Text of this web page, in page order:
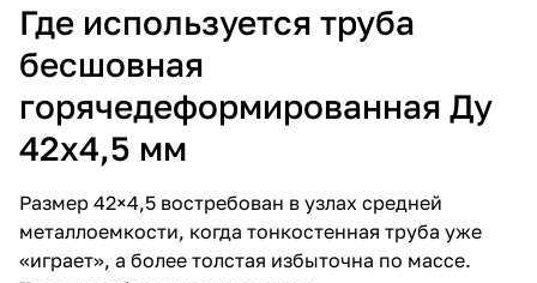
Где используется труба
бесшовная
горячедеформированная Ду
42х4,5 мм
Размер 42×4,5 востребован в узлах средней
металлоемкости, когда тонкостенная труба уже
«играет», а более толстая избыточна по массе.